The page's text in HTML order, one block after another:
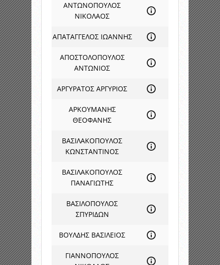
ΑΝΤΩΝΟΠΟΥΛΟΣ
ΝΙΚΟΛΑΟΣ
ΑΠΑΤΑΓΓΕΛΟΣ ΙΩΑΝΝΗΣ
ΑΠΟΣΤΟΛΟΠΟΥΛΟΣ
ΑΝΤΩΝΙΟΣ
ΑΡΓΥΡΑΤΟΣ ΑΡΓΥΡΙΟΣ
ΑΡΚΟΥΜΑΝΗΣ
ΘΕΟΦΑΝΗΣ
ΒΑΣΙΛΑΚΟΠΟΥΛΟΣ
ΚΩΝΣΤΑΝΤΙΝΟΣ
ΒΑΣΙΛΑΚΟΠΟΥΛΟΣ
ΠΑΝΑΓΙΩΤΗΣ
ΒΑΣΙΛΟΠΟΥΛΟΣ
ΣΠΥΡΙΔΩΝ
ΒΟΥΛΔΗΣ ΒΑΣΙΛΕΙΟΣ
ΓΙΑΝΝΟΠΟΥΛΟΣ